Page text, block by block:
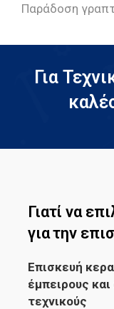
Παράδοση
Για
Γιατί να
για την
Επισκευή
έμπειρους
τεχνικούς